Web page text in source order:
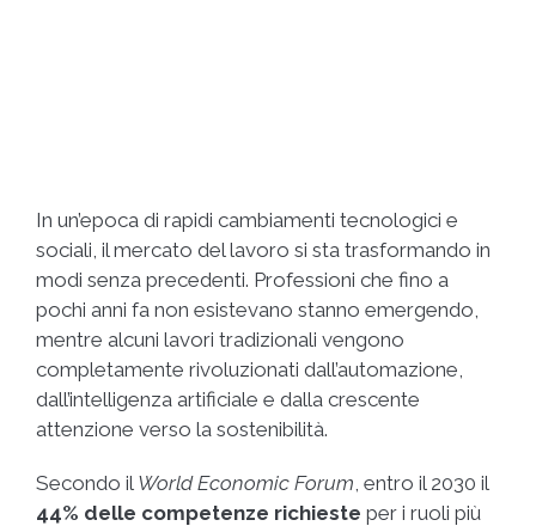
In un’epoca di rapidi cambiamenti tecnologici e
sociali, il mercato del lavoro si sta trasformando in
modi senza precedenti. Professioni che fino a
pochi anni fa non esistevano stanno emergendo,
mentre alcuni lavori tradizionali vengono
completamente rivoluzionati dall’automazione,
dall’intelligenza artificiale e dalla crescente
attenzione verso la sostenibilità.
Secondo il World Economic Forum , entro il 2030 il
44% delle competenze richieste per i ruoli più